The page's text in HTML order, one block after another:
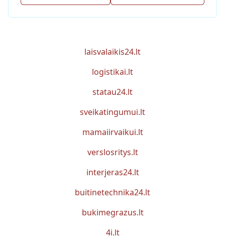
laisvalaikis24.lt
logistikai.lt
statau24.lt
sveikatingumui.lt
mamaiirvaikui.lt
verslosritys.lt
interjeras24.lt
buitinetechnika24.lt
bukimegrazus.lt
4i.lt